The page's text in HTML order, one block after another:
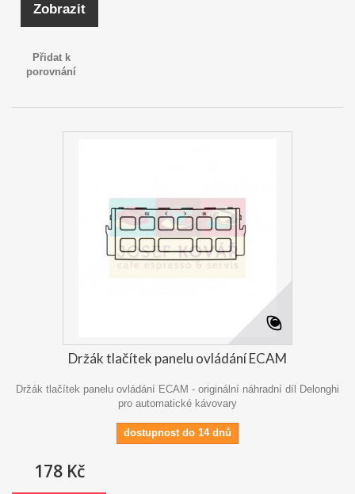
Zobrazit
Přidat k
porovnání
Držák tlačítek panelu ovládání ECAM
Držák tlačítek panelu ovládání ECAM - originální náhradní díl Delonghi
pro automatické kávovary
dostupnost do 14 dnů
178 Kč